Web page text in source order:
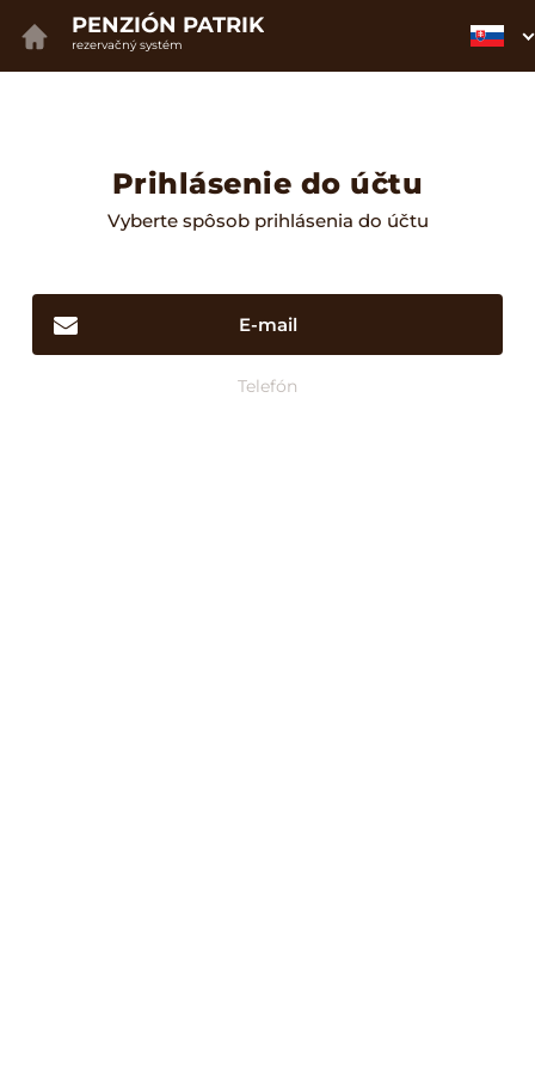
PENZIÓN PATRIK
rezervačný systém
Prihlásenie do účtu
Vyberte spôsob prihlásenia do účtu
E-mail
Telefón